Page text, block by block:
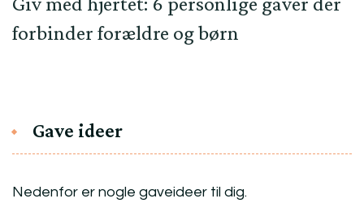
forbinder forældre og børn
Gave ideer
Nedenfor er nogle gaveideer til dig.